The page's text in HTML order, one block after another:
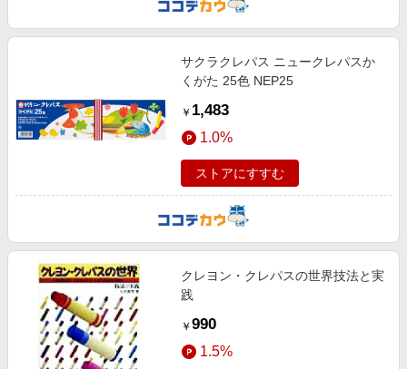
サクラクレパス ニュークレパスか
くがた 25色 NEP25
￥ 1,483
1.0%
ストアにすすむ
クレヨン・クレパスの世界技法と実
践
￥ 990
1.5%